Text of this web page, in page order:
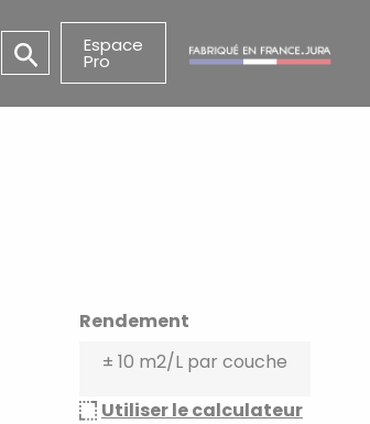
Espace
Pro
Rendement
± 10 m2/L par couche
Utiliser le calculateur